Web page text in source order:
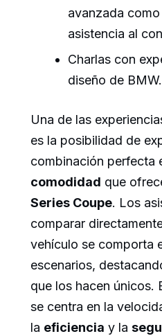
avanzada
asistencia al
Charlas con
diseño de BMW.
Una de las
es la posibilidad de
combinación perfecta
comodidad que
Series Coupe. Los
comparar
vehículo se comporta
escenarios,
que los hacen únicos.
se centra en la
la eficiencia y la